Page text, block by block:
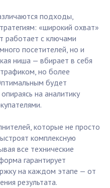
подходы,
«широкий охват»
работает с ключами
посетителей, но и
ниша — вбирает в себя
но более
будет
на аналитику
которые не просто
комплексную
все технические
гарантирует
на каждом этапе — от
результата.